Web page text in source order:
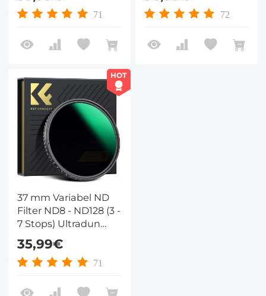
Met Hoge Resolutie
71
Met Hoge Resolutie
72
HOT
37 mm Variabel ND
Filter ND8 - ND128 (3 -
7 Stops) Ultradun
Variabel Gradiënt
Hydrofoob VND Filter
Met Hoge Resolutie
35,99€
71